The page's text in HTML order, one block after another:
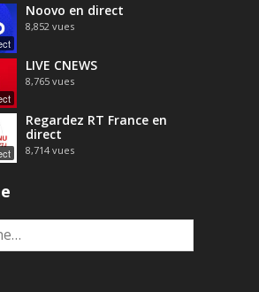
Noovo en direct
8,852 vues
LIVE CNEWS
8,765 vues
Regardez RT France en
direct
8,714 vues